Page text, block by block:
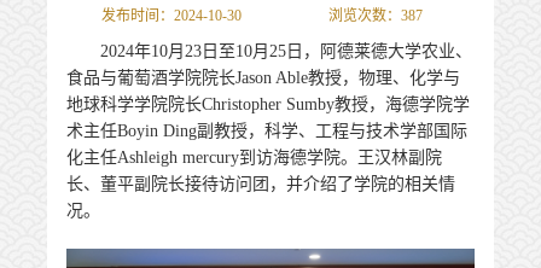
发布时间：2024-10-30 浏览次数： 387
2024年10月23日至10月25日，阿德莱德大学农业、
食品与葡萄酒学院院长Jason Able教授，物理、化学与
地球科学学院院长Christopher Sumby教授， 海德学院学
术主任Boyin Ding副教授， 科学、 工程与技术学部国际
化主任Ashleigh mercury到访海德学院。王汉林副院
长、董平副院长接待访问团，并介绍了学院的相关情
况。